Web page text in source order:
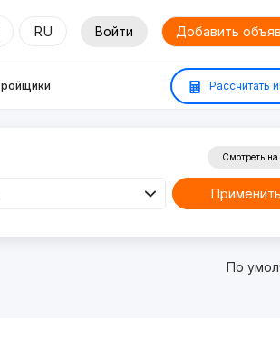
RU Войти Добавить
Рассчитать
Смотреть на
Применить
По